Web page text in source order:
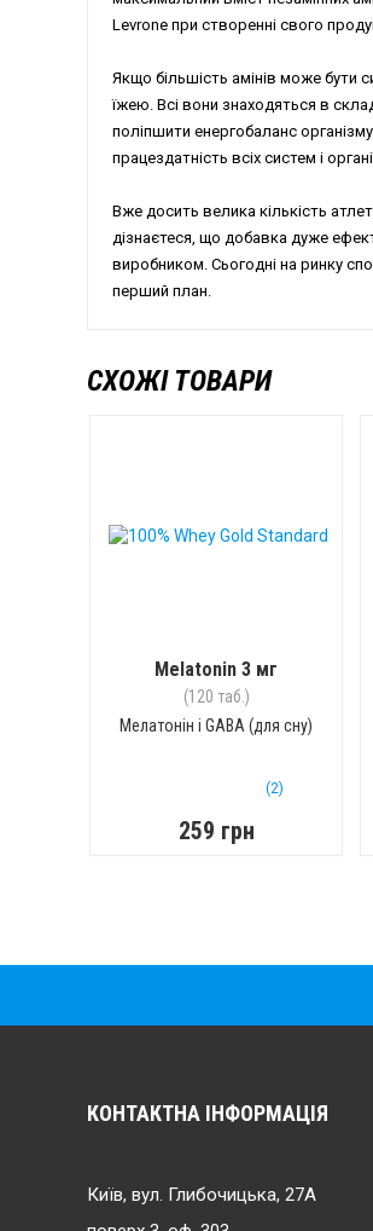
Levrone при створенні свого
Якщо більшість амінів може бути
їжею. Всі вони знаходяться в
поліпшити енергобаланс
працездатність всіх систем і
Вже досить велика кількість
дізнаєтеся, що добавка дуже
виробником. Сьогодні на ринку
перший план.
СХОЖІ ТОВАРИ
Melatonin 3 мг
(120 таб.)
Мелатонін і GABA (для сну)
(2)
259 грн
КОНТАКТНА ІНФОРМАЦІЯ
Київ, вул. Глибочицька, 27А